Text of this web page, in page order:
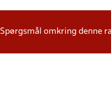
Spørgsmål omkring denne